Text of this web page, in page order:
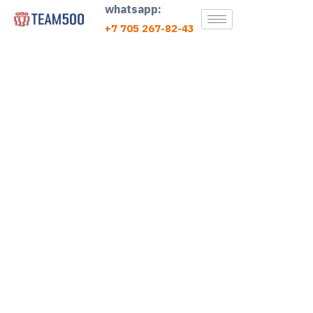
whatsapp:
+7 705 267-82-43